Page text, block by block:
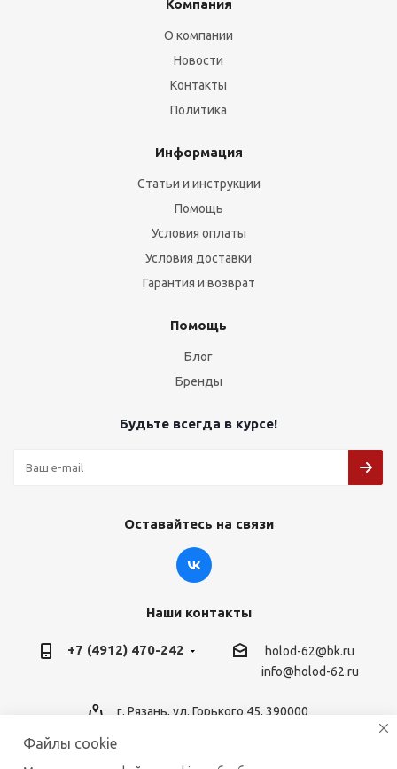
Компания
О компании
Новости
Контакты
Политика
Информация
Статьи и инструкции
Помощь
Условия оплаты
Условия доставки
Гарантия и возврат
Помощь
Блог
Бренды
Будьте всегда в курсе!
Оставайтесь на связи
Наши контакты
+7 (4912) 470-242
holod-62@bk.ru
info@holod-62.ru
г. Рязань, ул. Горького 45, 390000
Файлы cookie